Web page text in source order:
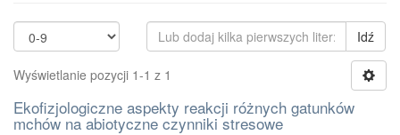
Idź
Wyświetlanie pozycji 1-1 z 1
Ekofizjologiczne aspekty reakcji różnych gatunków
mchów na abiotyczne czynniki stresowe